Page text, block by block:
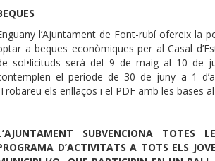
l’Ajuntament de Font-rubí ofereix la
a beques econòmiques per al Casal
sol•licituds serà del 9 de maig al 10 de
el període de 30 de juny a 1
els enllaços i el PDF amb les bases
SUBVENCIONA TOTES
D’ACTIVITATS A TOTS ELS